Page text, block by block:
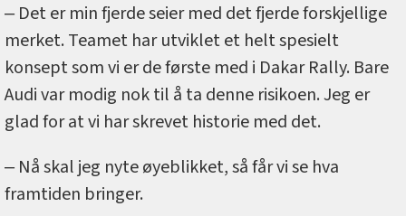
‒ Det er min fjerde seier med det fjerde forskjellige
merket. Teamet har utviklet et helt spesielt
konsept som vi er de første med i Dakar Rally. Bare
Audi var modig nok til å ta denne risikoen. Jeg er
glad for at vi har skrevet historie med det.
‒ Nå skal jeg nyte øyeblikket, så får vi se hva
framtiden bringer.